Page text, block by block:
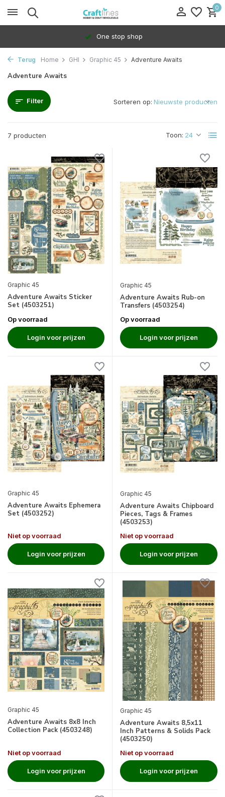
0
One stop shop
Terug Home GHI Graphic 45 Adventure Awaits
Adventure Awaits
Filter
7 producten Toon:
Sorteren op:
Graphic 45
Adventure Awaits Sticker
Set (4503251)
Op voorraad
Login voor prijzen
Graphic 45
Adventure Awaits Rub-on
Transfers (4503254)
Op voorraad
Login voor prijzen
Graphic 45
Adventure Awaits Ephemera
Set (4503252)
Niet op voorraad
Login voor prijzen
Graphic 45
Adventure Awaits Chipboard
Pieces, Tags & Frames
(4503253)
Niet op voorraad
Login voor prijzen
Graphic 45
Adventure Awaits 8x8 Inch
Collection Pack (4503248)
Niet op voorraad
Login voor prijzen
Graphic 45
Adventure Awaits 8,5x11
Inch Patterns & Solids Pack
(4503250)
Niet op voorraad
Login voor prijzen